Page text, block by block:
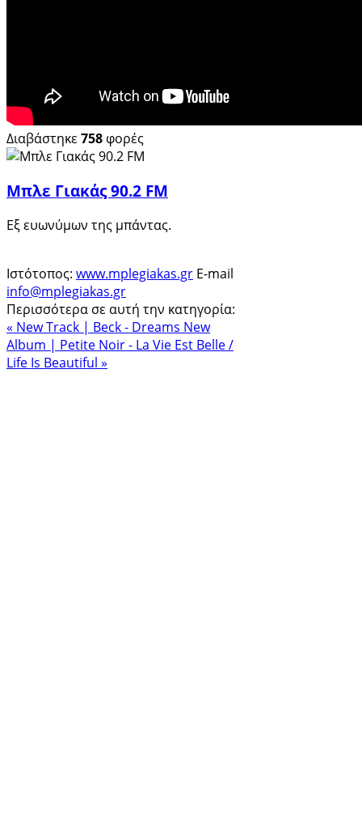
Διαβάστηκε 758 φορές
Μπλε Γιακάς 90.2 FM
Εξ ευωνύμων της μπάντας.
Ιστότοπος: www.mplegiakas.gr E-mail
info@mplegiakas.gr
Περισσότερα σε αυτή την κατηγορία:
« New Track | Beck - Dreams New
Album | Petite Noir - La Vie Est Belle /
Life Is Beautiful »